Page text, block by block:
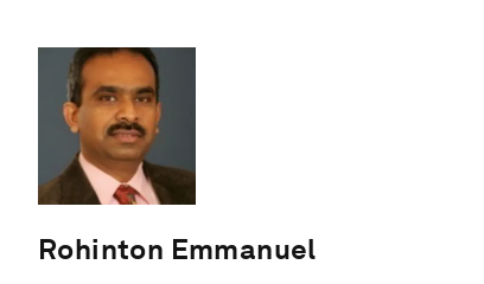
Rohinton Emmanuel